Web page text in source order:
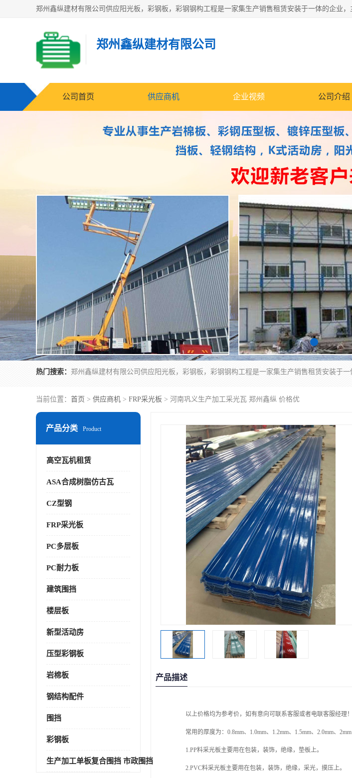
郑州鑫纵建材有限公司
公司首页 供应商机 企业视频 公司介绍
热门搜索：
当前位置： 首页 > 供应商机 > FRP采光板 > 河南巩义生产加工采光瓦 郑州鑫纵 价格优
产品分类 Product
高空瓦机租赁
ASA合成树脂仿古瓦
CZ型钢
FRP采光板
PC多层板
PC耐力板
建筑围挡
楼层板
新型活动房
压型彩钢板
岩棉板
钢结构配件
围挡
彩钢板
生产加工单板复合围挡 市政围挡
产品描述
以上价格均为参考价，如有意向可联系客服或者电联客服经理！
常用的厚度为： 0.8mm、1.0mm、1.2mm、1.5mm、2.0mm、2mm
1.PP料采光板主要用在包装，装饰，绝缘，垫板上。
2.PVC料采光板主要用在包装，装饰，绝缘，采光，摸压上。